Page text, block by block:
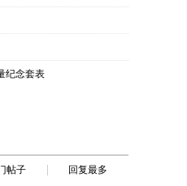
纪念套表
帖子 回复最多